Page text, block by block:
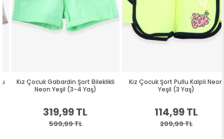
Kız Çocuk Gabardin Şort Bileklikli
Neon Yeşil (3-4 Yaş)
319,99 TL
599,99 TL
Kız Çocuk Şort Pullu Kalpli Neon
Yeşil (3 Yaş)
114,99 TL
209,99 TL